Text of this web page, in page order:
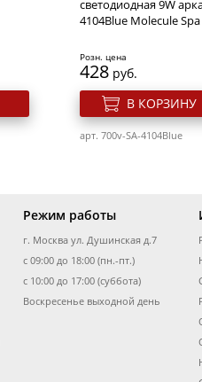
светодиодная 9W
4104Blue Molecule Spa
Розн. цена
428 руб.
В КОРЗИНУ
арт. 700v-SA-4104Blue
Лампа гибридная для
сушки шеллака 36W
(Uv/Уф) + Led, золотая
Режим работы
г. Москва ул. Душинская д.7
с 09:00 до 18:00 (пн.-пт.)
с 10:00 до 17:00 (суббота)
Воскресенье выходной день